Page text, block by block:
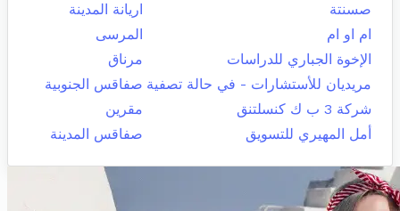
صسنتة
اريانة المدينة
ام او ام
المرسى
الإخوة الجباري للدراسات
مرناق
مريديان للأستشارات - في حالة تصفية صفاقس الجنوبية
شركة 3 ب ك كنسلتنق
مقرين
أمل المهيري للتسويق
صفاقس المدينة